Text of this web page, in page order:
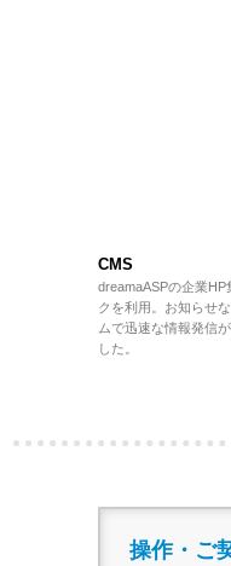
CMS
dreamaASPの企業HP
クを利用。お知らせ
ムで迅速な情報発信
した。
操作・ご